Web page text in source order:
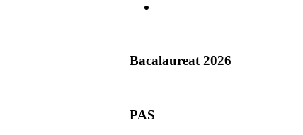
Bacalaureat 2026
PAS